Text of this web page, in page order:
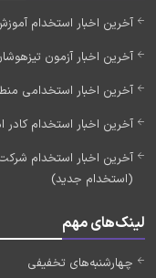
آخرین اخبار استخدام آموزش و
آخرین اخبار آزمون
آخرین اخبار استخدامی
آخرین اخبار استخدام کادر اداری
(استخدام جدید)
لینک‌های مهم
چهارشنبه‌های تخفیفی